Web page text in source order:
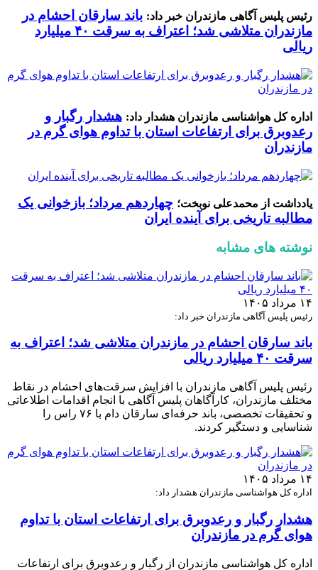
رئیس پلیس آگاهی مازندران خبر داد: باند سارقان احشام در
مازندران متلاشی شد؛ اعتراف به سرقت ۴۰ میلیارد
ریالی
اداره کل هواشناسی مازندران هشدار داد: هشدار رگبار و
رعدوبرق برای ارتفاعات استان با تداوم هوای گرم در
مازندران
یادداشت از محمدعلی نوبخت؛ چهاردهم مرداد؛ بازخوانی یک
مطالبه تاریخی برای آینده ایران
نوشته های مشابه
۱۴ مرداد ۱۴۰۵
رئیس پلیس آگاهی مازندران خبر داد:
باند سارقان احشام در مازندران متلاشی شد؛ اعتراف به
سرقت ۴۰ میلیارد ریالی
رئیس پلیس آگاهی مازندران با افزایش سرقت‌های احشام در نقاط
مختلف مازندران، کارآگاهان پلیس آگاهی با انجام اقدامات اطلاعاتی
و تحقیقات تخصصی، باند حرفه‌ای سارقان دام با ۷۶ راس را
شناسایی و دستگیر کردند.
۱۴ مرداد ۱۴۰۵
اداره کل هواشناسی مازندران هشدار داد:
هشدار رگبار و رعدوبرق برای ارتفاعات استان با تداوم
هوای گرم در مازندران
اداره کل هواشناسی مازندران از رگبار و رعدوبرق برای ارتفاعات